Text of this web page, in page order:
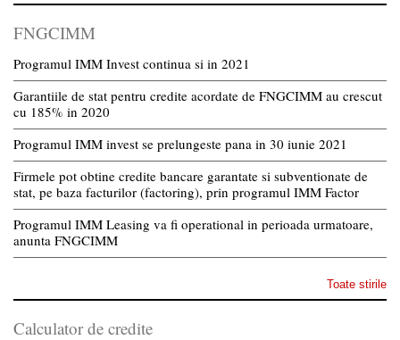
FNGCIMM
Programul IMM Invest continua si in 2021
Garantiile de stat pentru credite acordate de FNGCIMM au crescut
cu 185% in 2020
Programul IMM invest se prelungeste pana in 30 iunie 2021
Firmele pot obtine credite bancare garantate si subventionate de
stat, pe baza facturilor (factoring), prin programul IMM Factor
Programul IMM Leasing va fi operational in perioada urmatoare,
anunta FNGCIMM
Toate stirile
Calculator de credite